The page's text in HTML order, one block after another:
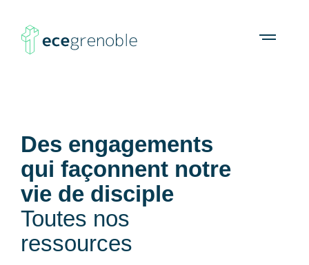
ECE
À propos Agenda RessourcesOpen
Des engagements
qui façonnent notre
vie de disciple
Toutes nos
ressources